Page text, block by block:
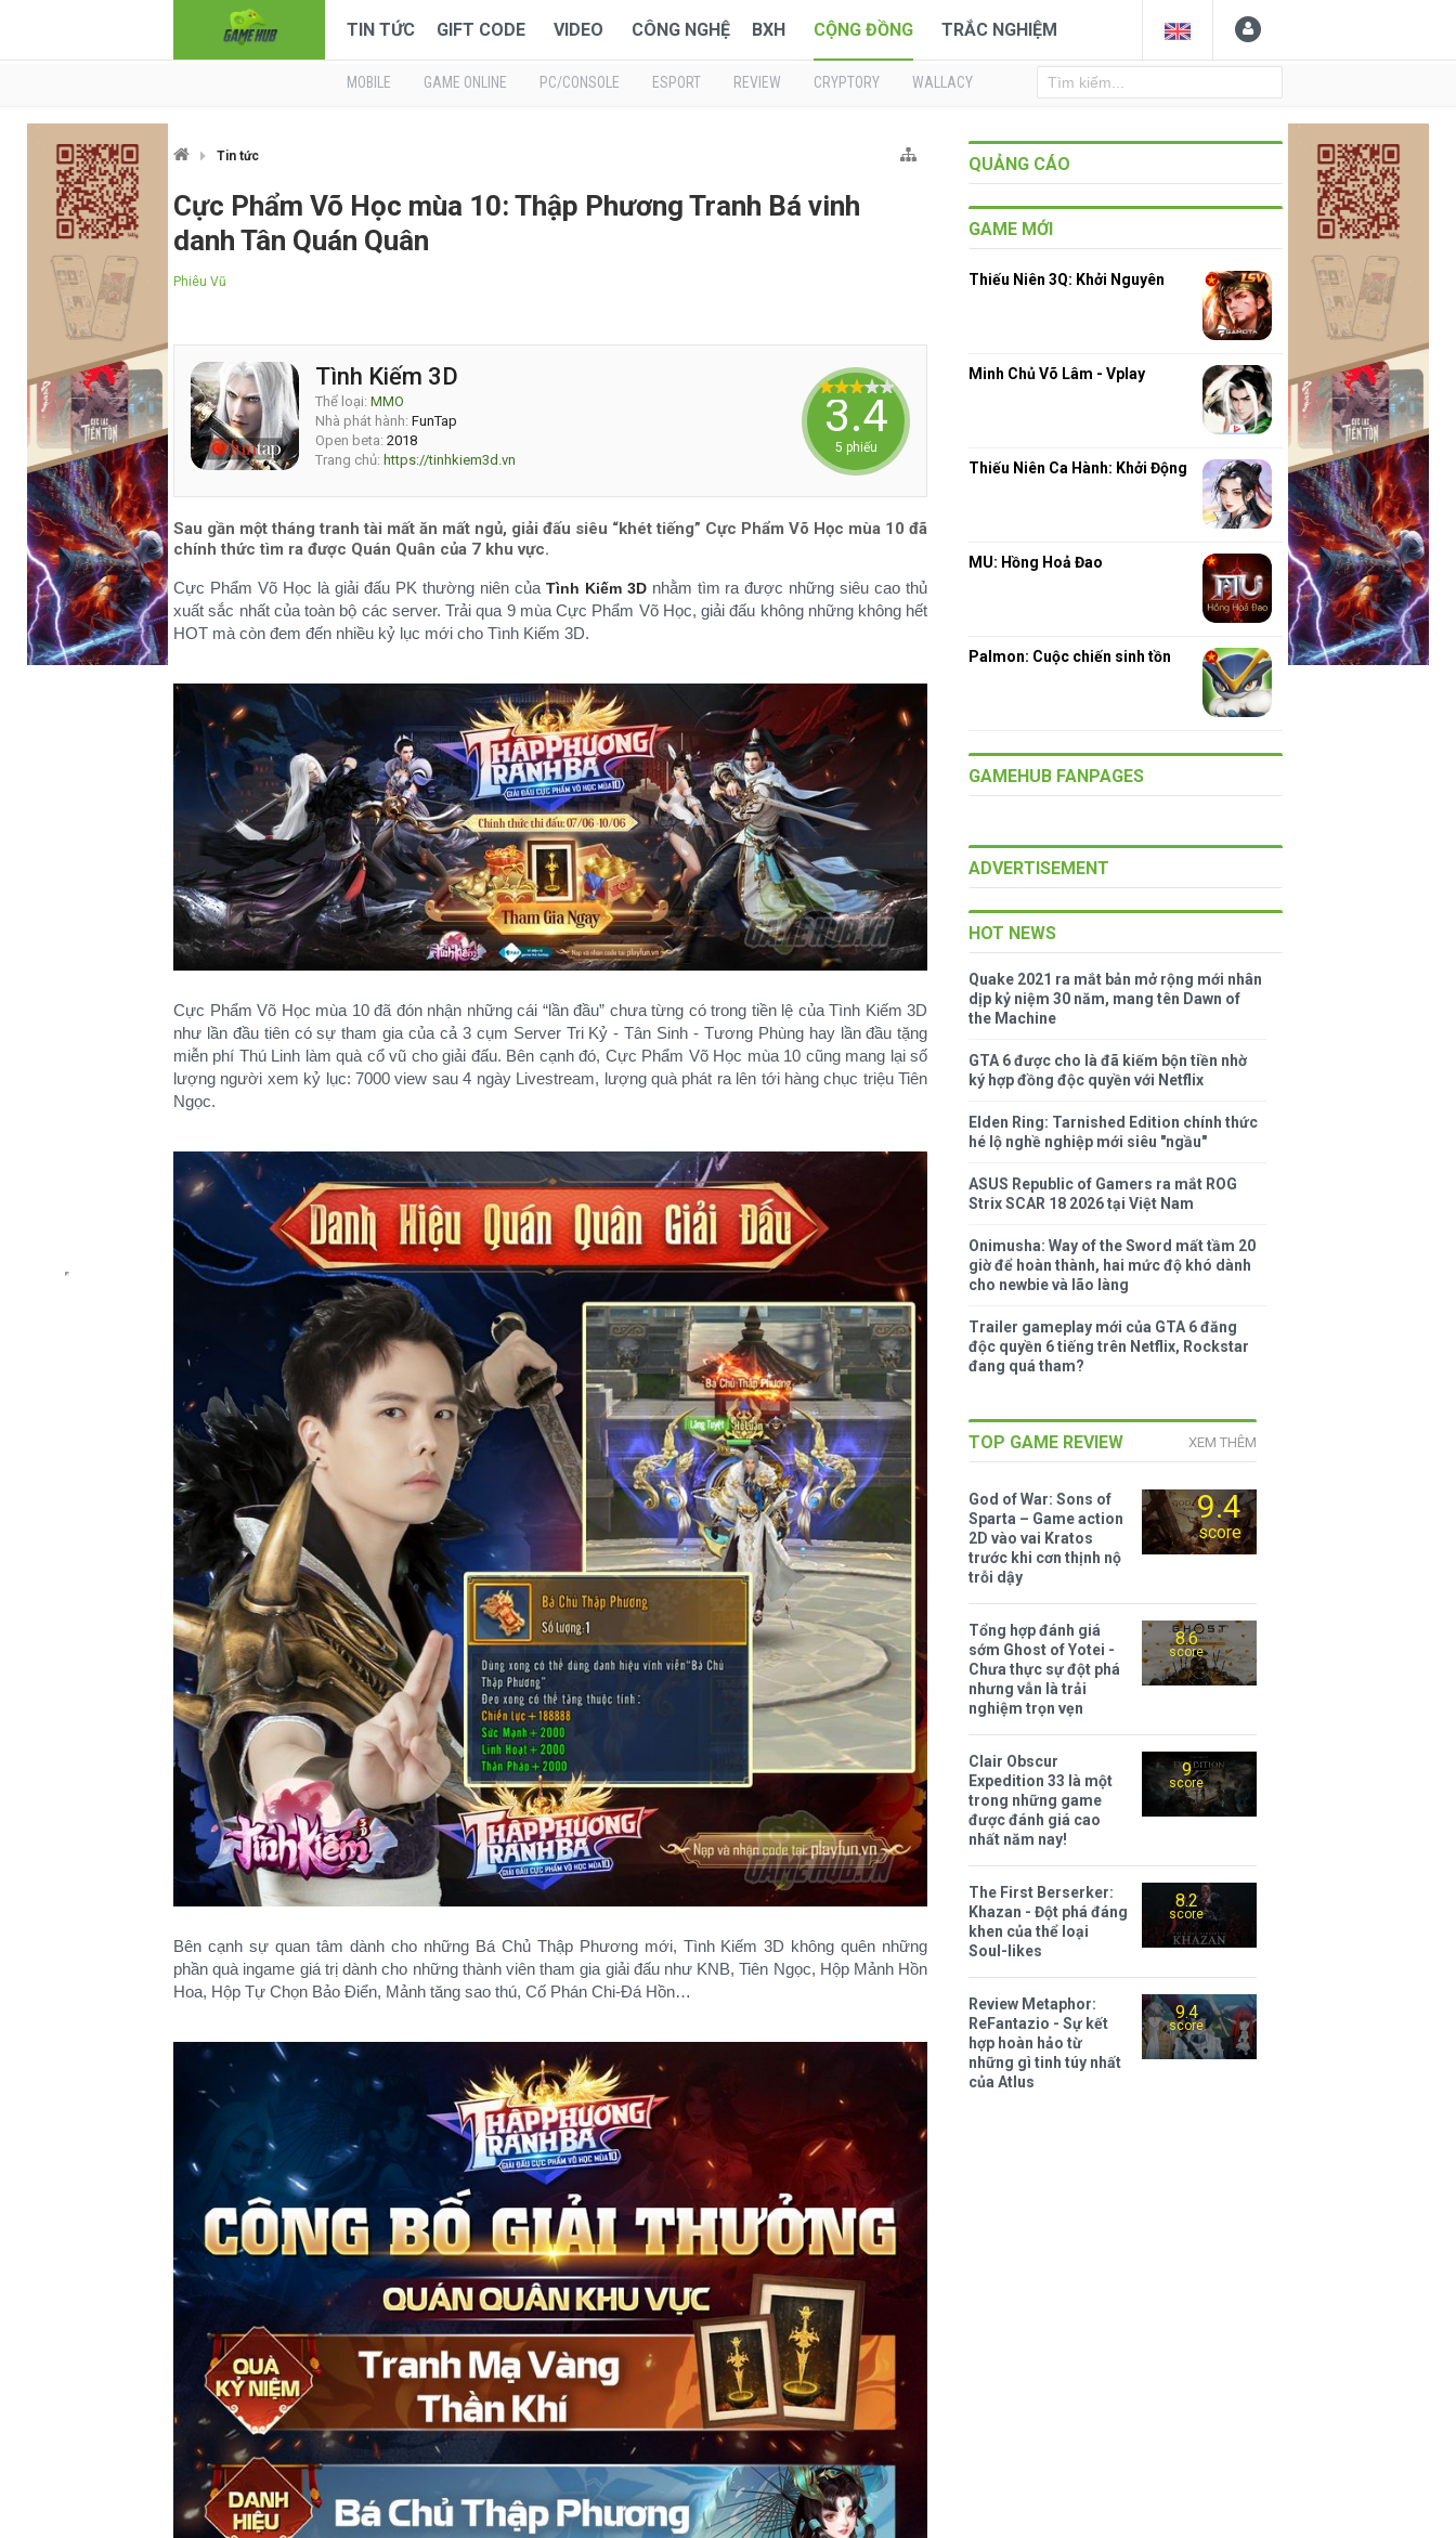
TIN TỨC GIFT CODE VIDEO CÔNG NGHỆ BXH CỘNG ĐỒNG TRẮC NGHIỆM
MOBILE GAME ONLINE PC/CONSOLE ESPORT REVIEW CRYPTORY WALLACY
Tin tức
Cực Phẩm Võ Học mùa 10: Thập Phương Tranh Bá vinh
danh Tân Quán Quân
Phiêu Vũ
Tình Kiếm 3D
Thể loại: MMO
Nhà phát hành: FunTap
Open beta: 2018
Trang chủ: https://tinhkiem3d.vn
3.4
5 phiếu
Sau gần một tháng tranh tài mất ăn mất ngủ, giải đấu siêu “khét tiếng” Cực Phẩm Võ Học mùa 10 đã
chính thức tìm ra được Quán Quân của 7 khu vực.
Cực Phẩm Võ Học là giải đấu PK thường niên của Tình Kiếm 3Dnhằm tìm ra được những siêu cao thủ
xuất sắc nhất của toàn bộ các server. Trải qua 9 mùa Cực Phẩm Võ Học, giải đấu không những không hết
HOT mà còn đem đến nhiều kỷ lục mới cho Tình Kiếm 3D.
Cực Phẩm Võ Học mùa 10 đã đón nhận những cái “lần đầu” chưa từng có trong tiền lệ của Tình Kiếm 3D
như lần đầu tiên có sự tham gia của cả 3 cụm Server Tri Kỷ - Tân Sinh - Tương Phùng hay lần đầu tặng
miễn phí Thú Linh làm quà cổ vũ cho giải đấu. Bên cạnh đó, Cực Phẩm Võ Học mùa 10 cũng mang lại số
lượng người xem kỷ lục: 7000 view sau 4 ngày Livestream, lượng quà phát ra lên tới hàng chục triệu Tiên
Ngọc.
Bên cạnh sự quan tâm dành cho những Bá Chủ Thập Phương mới, Tình Kiếm 3D không quên những
phần quà ingame giá trị dành cho những thành viên tham gia giải đấu như KNB, Tiên Ngọc, Hộp Mảnh Hồn
Hoa, Hộp Tự Chọn Bảo Điển, Mảnh tăng sao thú, Cố Phán Chi-Đá Hồn…
QUẢNG CÁO
GAME MỚI
Thiếu Niên 3Q: Khởi Nguyên
Minh Chủ Võ Lâm - Vplay
Thiếu Niên Ca Hành: Khởi Động
MU: Hồng Hoả Đao
Palmon: Cuộc chiến sinh tồn
GAMEHUB FANPAGES
ADVERTISEMENT
HOT NEWS
Quake 2021 ra mắt bản mở rộng mới nhân
dịp kỷ niệm 30 năm, mang tên Dawn of
the Machine
GTA 6 được cho là đã kiếm bộn tiền nhờ
ký hợp đồng độc quyền với Netflix
Elden Ring: Tarnished Edition chính thức
hé lộ nghề nghiệp mới siêu "ngầu"
ASUS Republic of Gamers ra mắt ROG
Strix SCAR 18 2026 tại Việt Nam
Onimusha: Way of the Sword mất tầm 20
giờ để hoàn thành, hai mức độ khó dành
cho newbie và lão làng
Trailer gameplay mới của GTA 6 đăng
độc quyền 6 tiếng trên Netflix, Rockstar
đang quá tham?
TOP GAME REVIEW XEM THÊM
9.4
score
God of War: Sons of
Sparta – Game action
2D vào vai Kratos
trước khi cơn thịnh nộ
trỗi dậy
8.6
score
Tổng hợp đánh giá
sớm Ghost of Yotei -
Chưa thực sự đột phá
nhưng vẫn là trải
nghiệm trọn vẹn
9
score
Clair Obscur
Expedition 33 là một
trong những game
được đánh giá cao
nhất năm nay!
8.2
score
The First Berserker:
Khazan - Đột phá đáng
khen của thể loại
Soul-likes
9.4
score
Review Metaphor:
ReFantazio - Sự kết
hợp hoàn hảo từ
những gì tinh túy nhất
của Atlus